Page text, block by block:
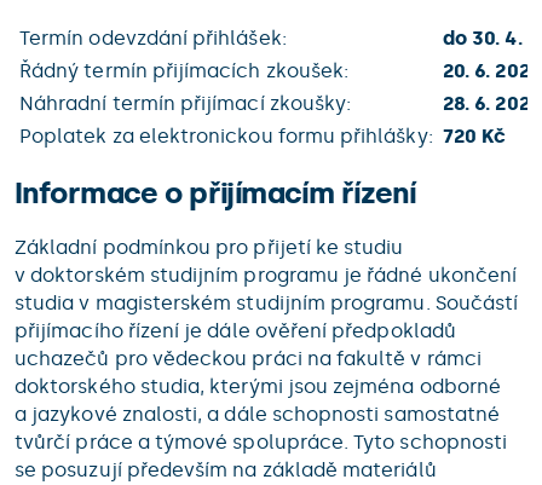
Termín odevzdání přihlášek:
do 30. 4.
Řádný termín přijímacích zkoušek:
20. 6.
Náhradní termín přijímací zkoušky:
28. 6.
Poplatek za elektronickou formu přihlášky: 720 Kč
Informace o přijímacím řízení
Základní podmínkou pro přijetí ke studiu
v doktorském studijním programu je řádné ukončení
studia v magisterském studijním programu. Součástí
přijímacího řízení je dále ověření předpokladů
uchazečů pro vědeckou práci na fakultě v rámci
doktorského studia, kterými jsou zejména odborné
a jazykové znalosti, a dále schopnosti samostatné
tvůrčí práce a týmové spolupráce. Tyto schopnosti
se posuzují především na základě materiálů